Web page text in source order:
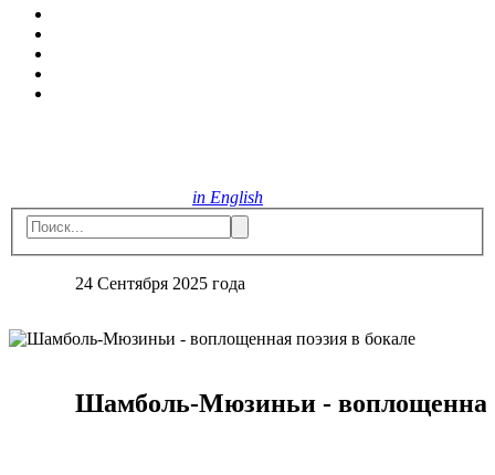
in English
24 Сентября 2025 года
Шамболь-Мюзиньи - воплощенная